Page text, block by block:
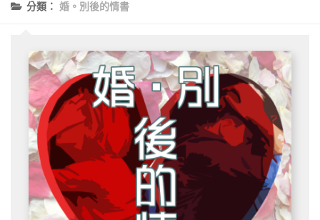
分類： 婚。別後的情書